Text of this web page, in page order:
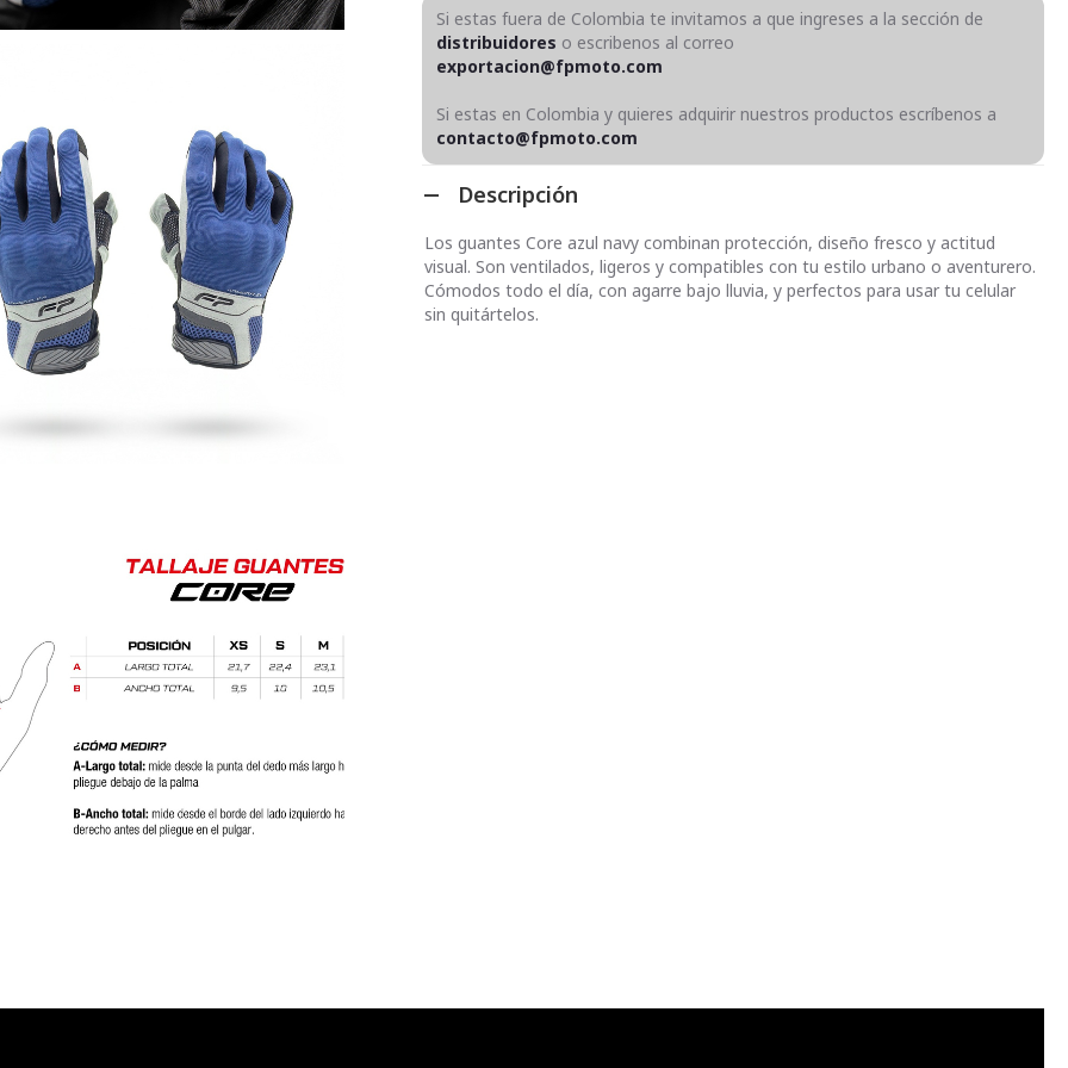
Si estas fuera de Colombia te invitamos a que ingreses a la sección de
distribuidores o escribenos al correo
exportacion@fpmoto.com
Si estas en Colombia y quieres adquirir nuestros productos escríbenos a
contacto@fpmoto.com
Descripción
Los guantes Core azul navy combinan protección, diseño fresco y actitud
visual. Son ventilados, ligeros y compatibles con tu estilo urbano o aventurero.
Cómodos todo el día, con agarre bajo lluvia, y perfectos para usar tu celular
sin quitártelos.